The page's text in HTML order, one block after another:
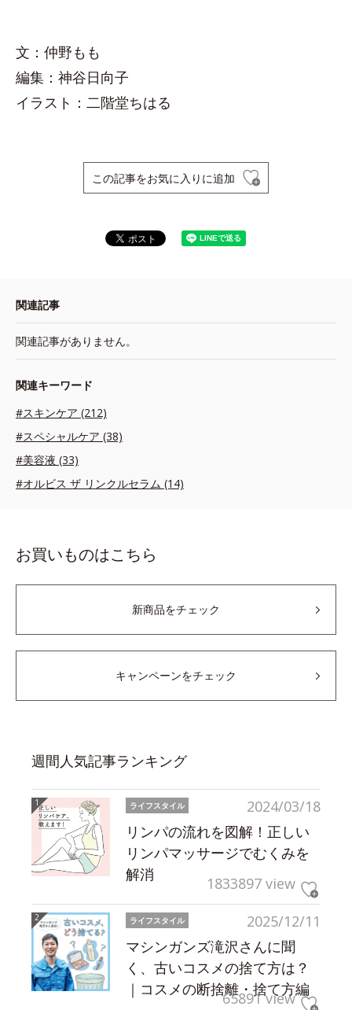
文：仲野もも
編集：神谷日向子
イラスト：二階堂ちはる
この記事をお気に入りに追加
関連記事
関連記事がありません。
関連キーワード
#スキンケア (212)
#スペシャルケア (38)
#美容液 (33)
#オルビス ザ リンクルセラム (14)
お買いものはこちら
新商品をチェック
キャンペーンをチェック
週間人気記事ランキング
2024/03/18
ライフスタイル
リンパの流れを図解！正しい
リンパマッサージでむくみを
解消
1833897 view
2025/12/11
ライフスタイル
マシンガンズ滝沢さんに聞
く、古いコスメの捨て方は？
｜コスメの断捨離・捨て方編
65891 view